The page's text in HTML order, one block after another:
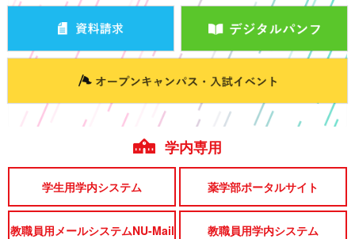
学内専用
学生用学内システム 薬学部ポータルサイト
教職員用メールシステムNU-Mail 教職員用学内システム